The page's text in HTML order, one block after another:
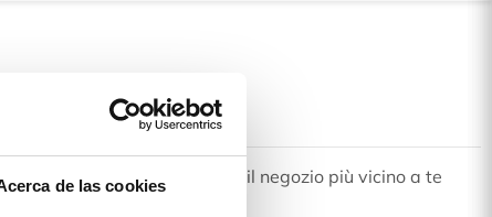
de las cookies
più vicino a te. Scegli il negozio più vicino a te
e-mail.